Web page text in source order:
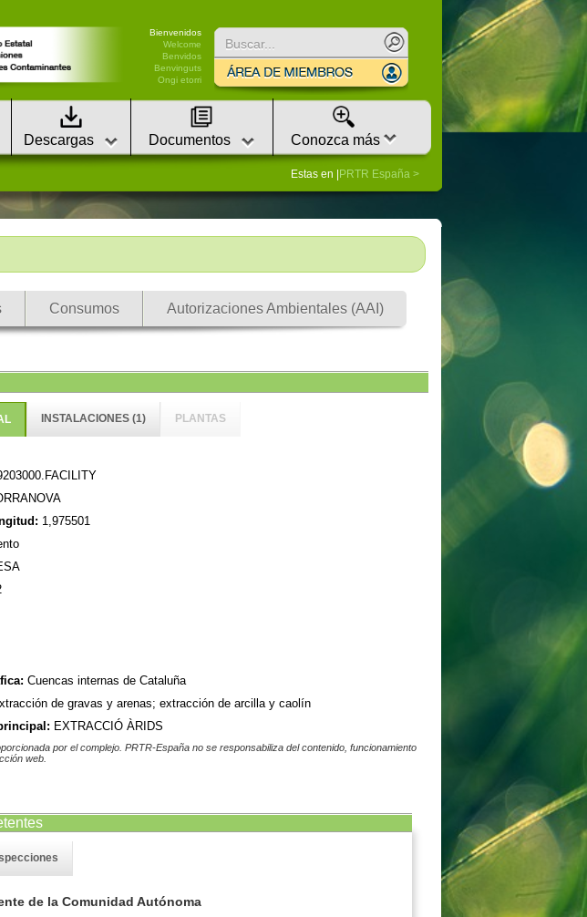
Bienvenidos
Welcome
Benvidos
Benvinguts
Ongi etorri
Descargas Documentos Conozca más
Estas en | PRTR España
Consumos Autorizaciones Ambientales (AAI)
INSTALACIONES (1) PLANTAS
1,975501
Cuencas internas de Cataluña
de gravas y arenas; extracción de arcilla y caolín
EXTRACCIÓ ÀRIDS
por el complejo. PRTR-España no se responsabiliza del contenido, funcionamiento
web.
de la Comunidad Autónoma